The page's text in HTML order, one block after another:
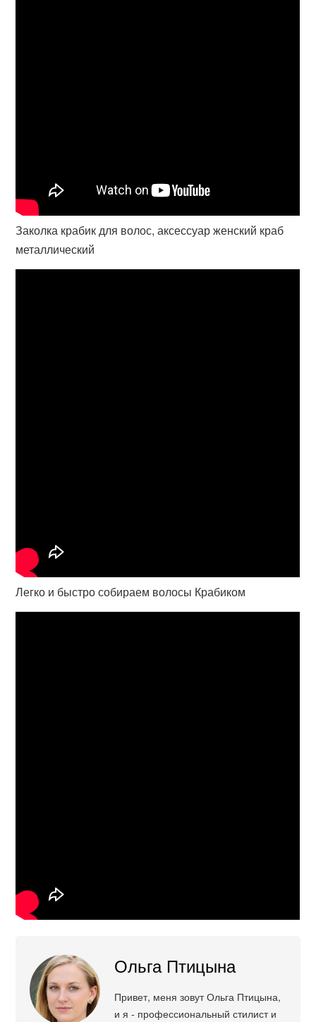
Заколка крабик для волос, аксессуар женский краб
металлический
Легко и быстро собираем волосы Крабиком
Ольга Птицына
Привет, меня зовут Ольга Птицына,
и я - профессиональный стилист и